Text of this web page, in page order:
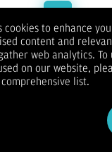
Logam Mulia
dapat terus
Meningkatnya
harga emas
bunga global
tahun ini. Bank
lima bulan
sentral global
Welcome to Dupoin.
Trade with a Trusted Broker
cookies to enhance
content and
web analytics.
on our website,
list.